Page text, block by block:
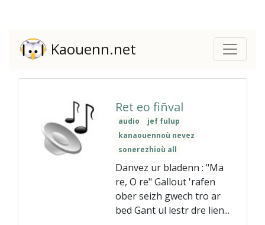
Kaouenn.net
Ret eo fiñval
audio
jef fulup
kanaouennoù nevez
sonerezhioù all
Danvez ur bladenn : "Ma
re, O re" Gallout 'rafen
ober seizh gwech tro ar
bed Gant ul lestr dre lien...